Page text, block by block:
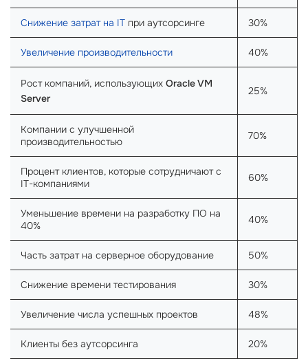
Снижение затрат на IT при аутсорсинге 30%
Увеличение производительности 40%
Рост компаний, использующих Oracle VM
Server
25%
Компании с улучшенной
производительностью
70%
Процент клиентов, которые сотрудничают с
IT-компаниями
60%
Уменьшение времени на разработку ПО на
40%
40%
Часть затрат на серверное оборудование 50%
Снижение времени тестирования 30%
Увеличение числа успешных проектов 48%
Клиенты без аутсорсинга 20%